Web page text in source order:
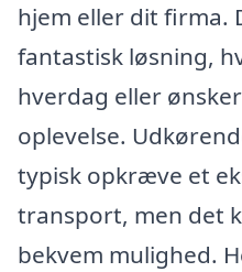
hjem eller dit firma.
fantastisk løsning,
hverdag eller
oplevelse.
typisk opkræve et
transport, men det
bekvem mulighed.